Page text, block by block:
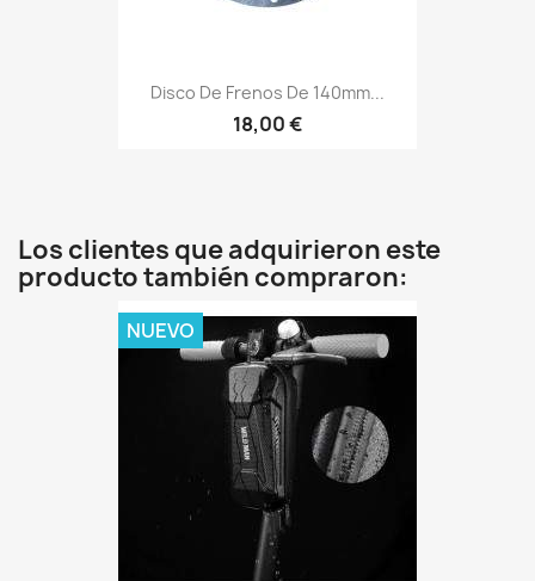
Disco De Frenos De 140mm...
18,00 €
Los clientes que adquirieron este
producto también compraron:
NUEVO